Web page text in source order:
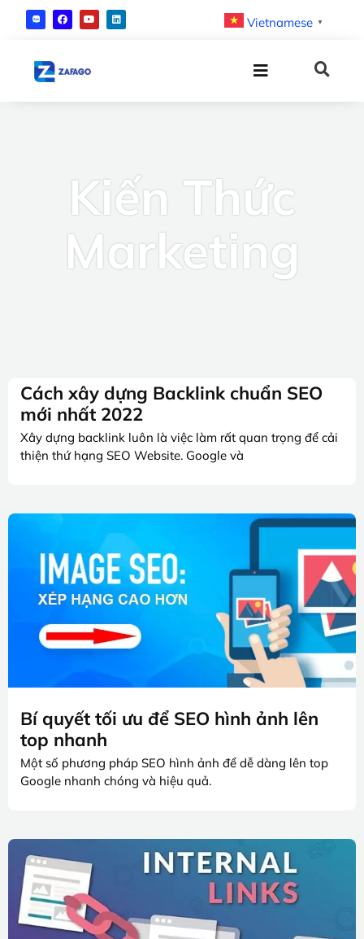
Vietnamese ▼
Kiến Thức
Marketing
Cách xây dựng Backlink chuẩn SEO
mới nhất 2022
Xây dựng backlink luôn là việc làm rất quan trọng để cải
thiện thứ hạng SEO Website. Google và
Bí quyết tối ưu để SEO hình ảnh lên
top nhanh
Một số phương pháp SEO hình ảnh để dễ dàng lên top
Google nhanh chóng và hiệu quả.